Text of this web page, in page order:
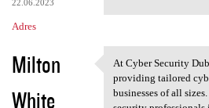
22.06.2023
Adres
Milton
White
At Cyber Security
At Cyber Security
providing tailored
businesses of all